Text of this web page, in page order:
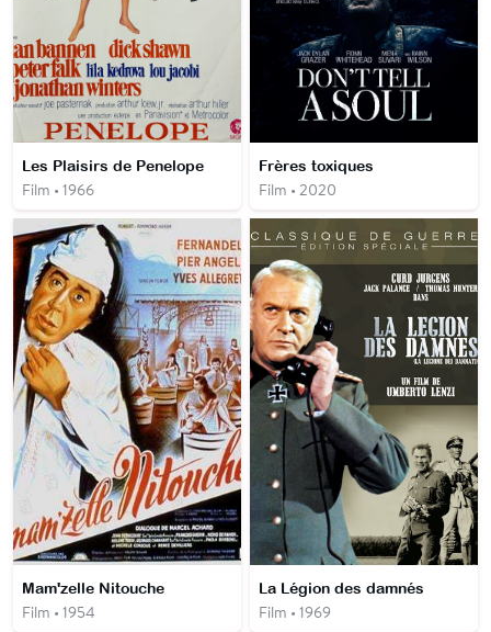
Les Plaisirs de Penelope
Film • 1966
Frères toxiques
Film • 2020
Mam'zelle Nitouche
Film • 1954
La Légion des damnés
Film • 1969